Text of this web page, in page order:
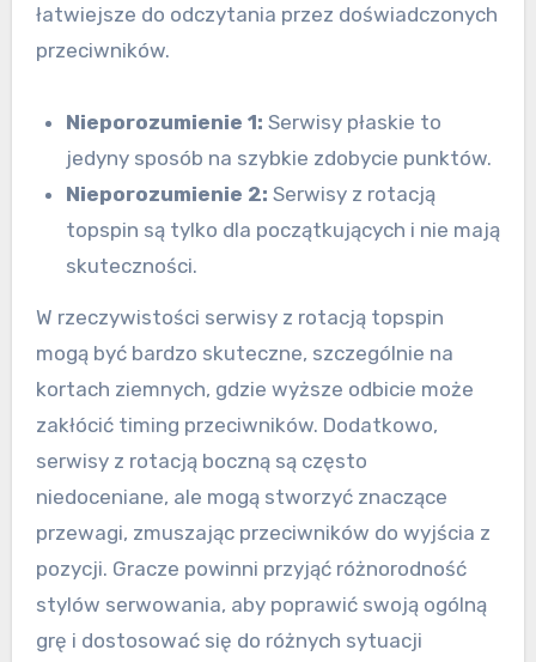
łatwiejsze do odczytania przez doświadczonych
przeciwników.
Nieporozumienie 1: Serwisy płaskie to
jedyny sposób na szybkie zdobycie punktów.
Nieporozumienie 2: Serwisy z rotacją
topspin są tylko dla początkujących i nie mają
skuteczności.
W rzeczywistości serwisy z rotacją topspin
mogą być bardzo skuteczne, szczególnie na
kortach ziemnych, gdzie wyższe odbicie może
zakłócić timing przeciwników. Dodatkowo,
serwisy z rotacją boczną są często
niedoceniane, ale mogą stworzyć znaczące
przewagi, zmuszając przeciwników do wyjścia z
pozycji. Gracze powinni przyjąć różnorodność
stylów serwowania, aby poprawić swoją ogólną
grę i dostosować się do różnych sytuacji